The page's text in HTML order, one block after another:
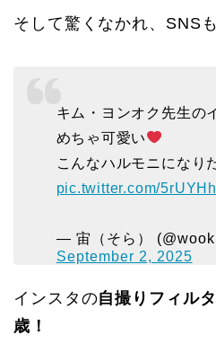
そして驚くなかれ、SNS
キム・ヨンオク先生の
めちゃ可愛い
こんなハルモニになり
pic.twitter.com/
— 宙（そら）
September 2, 2025
インスタの自撮りフィル
歳！